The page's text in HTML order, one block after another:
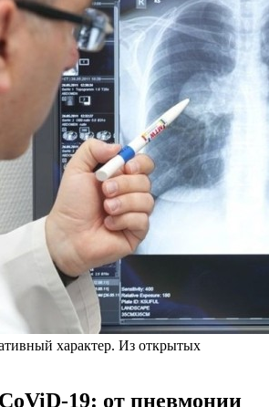
характер. Из открытых
19: от пневмонии